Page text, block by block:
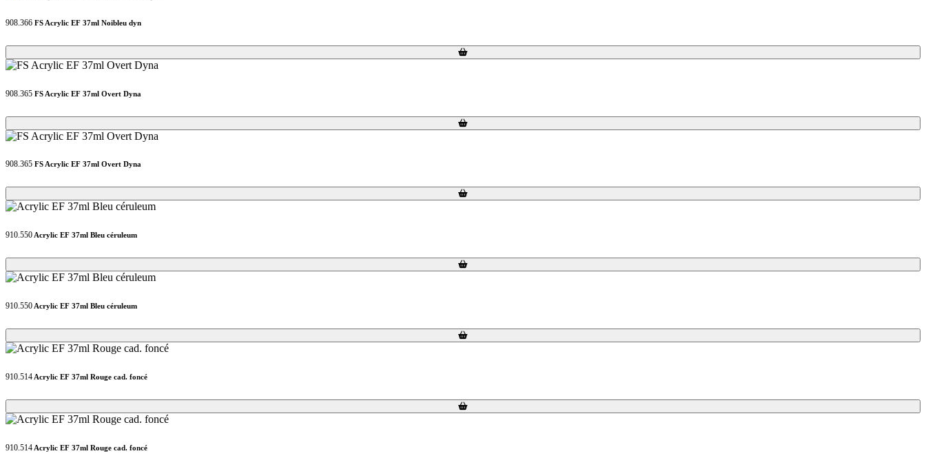
908.366 FS Acrylic EF 37ml Noibleu dyn
Loading...
Loading...
908.365 FS Acrylic EF 37ml Overt Dyna
Loading...
Loading...
908.365 FS Acrylic EF 37ml Overt Dyna
Loading...
Loading...
910.550Acrylic EF 37ml Bleu céruleum
Loading...
Loading...
910.550 Acrylic EF 37ml Bleu céruleum
Loading...
Loading...
910.514 Acrylic EF 37ml Rouge cad. foncé
Loading...
Loading...
910.514 Acrylic EF 37ml Rouge cad. foncé